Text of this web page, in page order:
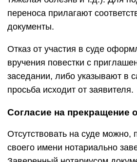
переноса прилагают
документы.
Отказ от участия в суде
вручения повестки с
заседании, либо указывают в
просьба исходит от заявителя.
Согласие на прекращение
Отсутствовать на суде можно,
своего имени нотариально